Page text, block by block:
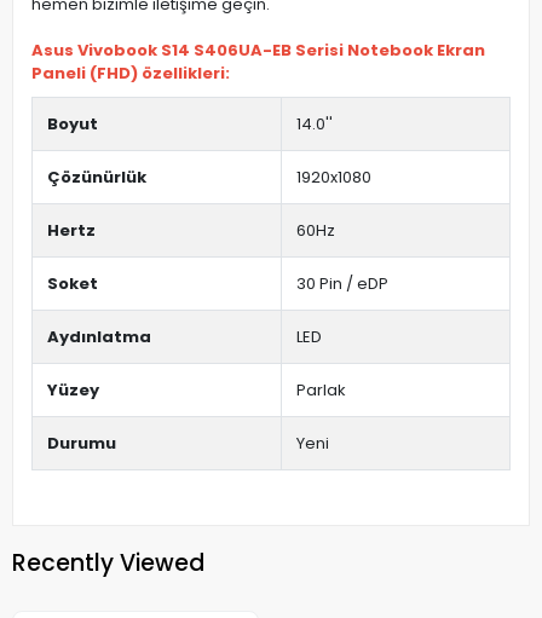
Asus Vivobook S14 S406UA-EB Serisi Notebook Ekran
Paneli (FHD) özellikleri:
Boyut 14.0''
Çözünürlük 1920x1080
Hertz 60Hz
Soket 30 Pin / eDP
Aydınlatma LED
Yüzey Parlak
Durumu Yeni
Recently Viewed